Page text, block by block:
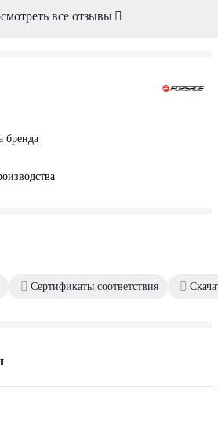
все отзывы
бренда
Сертификаты соответствия